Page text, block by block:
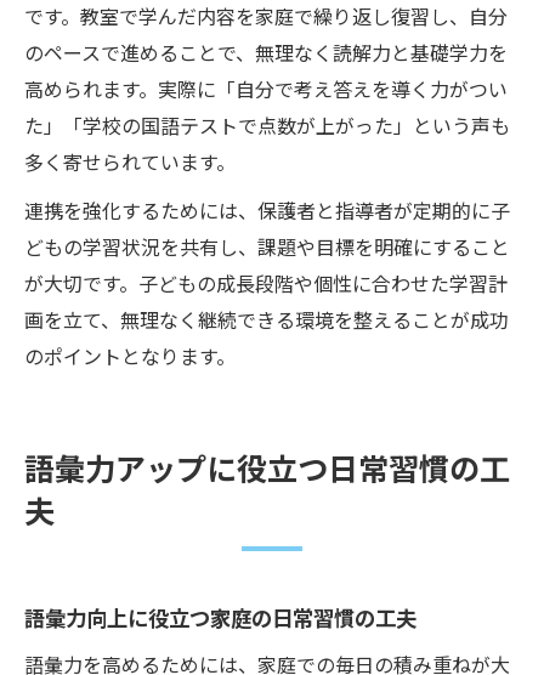
です。教室で学んだ内容を家庭で繰り返し復習し、自分
のペースで進めることで、無理なく読解力と基礎学力を
高められます。実際に「自分で考え答えを導く力がつい
た」「学校の国語テストで点数が上がった」という声も
多く寄せられています。
連携を強化するためには、保護者と指導者が定期的に子
どもの学習状況を共有し、課題や目標を明確にすること
が大切です。子どもの成長段階や個性に合わせた学習計
画を立て、無理なく継続できる環境を整えることが成功
のポイントとなります。
語彙力アップに役立つ日常習慣の工
夫
語彙力向上に役立つ家庭の日常習慣の工夫
語彙力を高めるためには、家庭での毎日の積み重ねが大